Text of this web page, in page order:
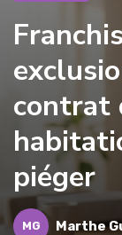
contrat
piéger
MG Marthe